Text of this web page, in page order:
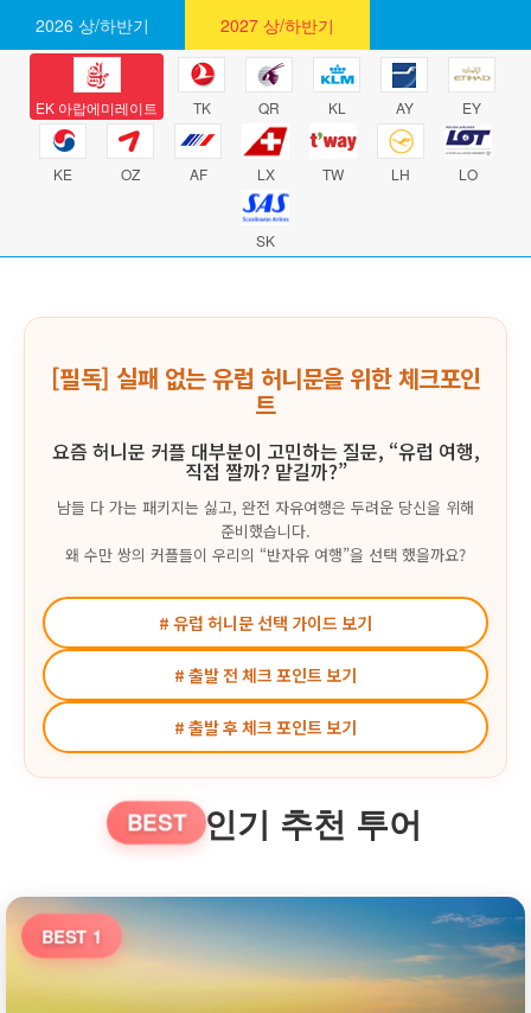
2026 상/하반기 2027 상/하반기
EK 아랍에미레이트 TK QR KL AY EY
KE OZ AF LX TW LH LO
SK
[필독] 실패 없는 유럽 허니문을 위한 체크포인
트
요즘 허니문 커플 대부분이 고민하는 질문, “유럽 여행,
직접 짤까? 맡길까?”
남들 다 가는 패키지는 싫고, 완전 자유여행은 두려운 당신을 위해
준비했습니다.
왜 수만 쌍의 커플들이 우리의 “반자유 여행”을 선택 했을까요?
# 유럽 허니문 선택 가이드 보기
# 출발 전 체크 포인트 보기
# 출발 후 체크 포인트 보기
BEST 인기 추천 투어
BEST 1